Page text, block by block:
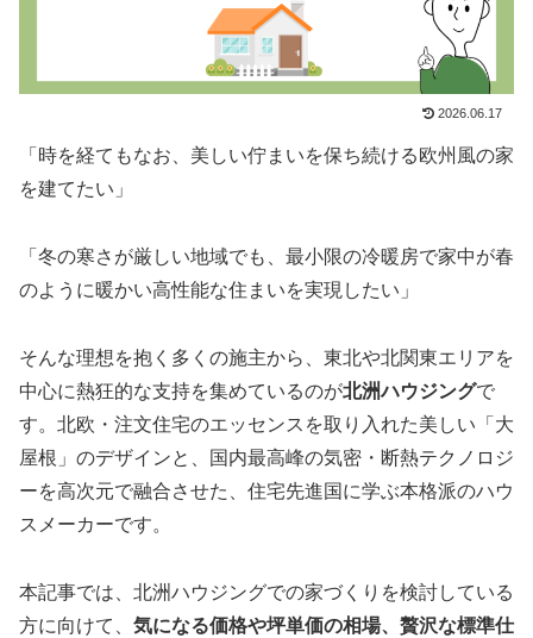
2026.06.17
「時を経てもなお、美しい佇まいを保ち続ける欧州風の家
を建てたい」
「冬の寒さが厳しい地域でも、最小限の冷暖房で家中が春
のように暖かい高性能な住まいを実現したい」
そんな理想を抱く多くの施主から、東北や北関東エリアを
中心に熱狂的な支持を集めているのが北洲ハウジングで
す。北欧・注文住宅のエッセンスを取り入れた美しい「大
屋根」のデザインと、国内最高峰の気密・断熱テクノロジ
ーを高次元で融合させた、住宅先進国に学ぶ本格派のハウ
スメーカーです。
本記事では、北洲ハウジングでの家づくりを検討している
方に向けて、 気になる価格や坪単価の相場、贅沢な標準仕